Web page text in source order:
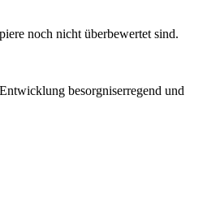
noch nicht überbewertet sind.
besorgniserregend und